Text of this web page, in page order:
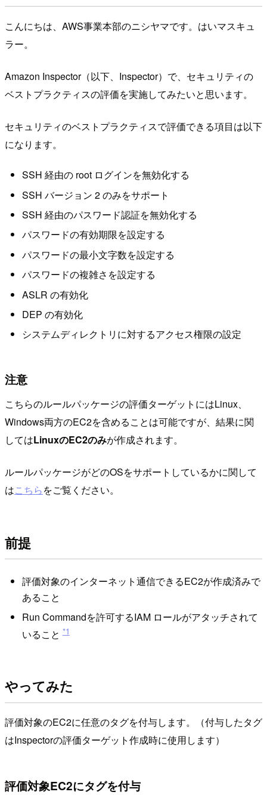
こんにちは、AWS事業本部のニシヤマです。はいマスキュ
ラー。
Amazon Inspector（以下、Inspector）で、セキュリティの
ベストプラクティスの評価を実施してみたいと思います。
セキュリティのベストプラクティスで評価できる項目は以下
になります。
SSH 経由の root ログインを無効化する
SSH バージョン 2 のみをサポート
SSH 経由のパスワード認証を無効化する
パスワードの有効期限を設定する
パスワードの最小文字数を設定する
パスワードの複雑さを設定する
ASLR の有効化
DEP の有効化
システムディレクトリに対するアクセス権限の設定
注意
こちらのルールパッケージの評価ターゲットにはLinux、
Windows両方のEC2を含めることは可能ですが、結果に関
してはLinuxのEC2のみが作成されます。
ルールパッケージがどのOSをサポートしているかに関して
はこちらをご覧ください。
前提
評価対象のインターネット通信できるEC2が作成済みで
あること
Run Commandを許可するIAM ロールがアタッチされて
いること*1
やってみた
評価対象のEC2に任意のタグを付与します。（付与したタグ
はInspectorの評価ターゲット作成時に使用します）
評価対象EC2にタグを付与